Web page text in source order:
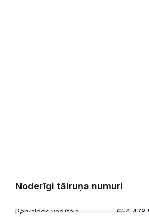
Noderīgi tālruņa numuri
Pārvaldes vadītāja 654 478